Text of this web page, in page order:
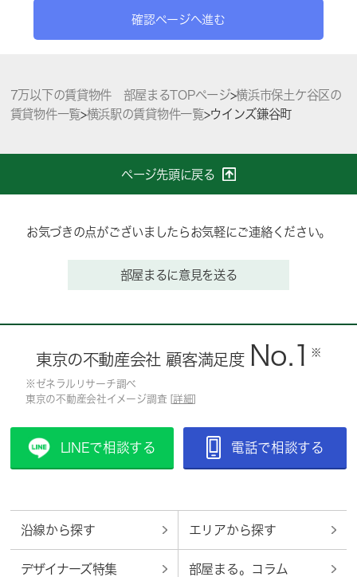
確認ページへ進む
7万以下の賃貸物件 部屋まるTOPページ>横浜市保土ケ谷区の
賃貸物件一覧>横浜駅の賃貸物件一覧>ウインズ鎌谷町
ページ先頭に戻る
お気づきの点がございましたらお気軽にご連絡ください。
部屋まるに意見を送る
東京の不動産会社 顧客満足度 No.1 ※
※ゼネラルリサーチ調べ
東京の不動産会社イメージ調査 [ 詳細
LINEで相談する 電話で相談する
沿線から探す エリアから探す
デザイナーズ特集 部屋まる。コラム